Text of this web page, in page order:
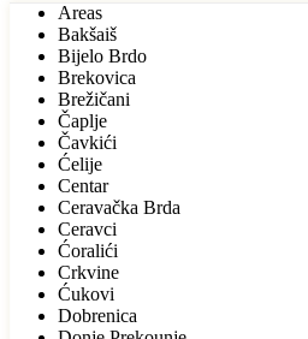
Areas
Bakšaiš
Bijelo Brdo
Brekovica
Brežičani
Čaplje
Čavkići
Ćelije
Centar
Ceravačka Brda
Ceravci
Ćoralići
Crkvine
Ćukovi
Dobrenica